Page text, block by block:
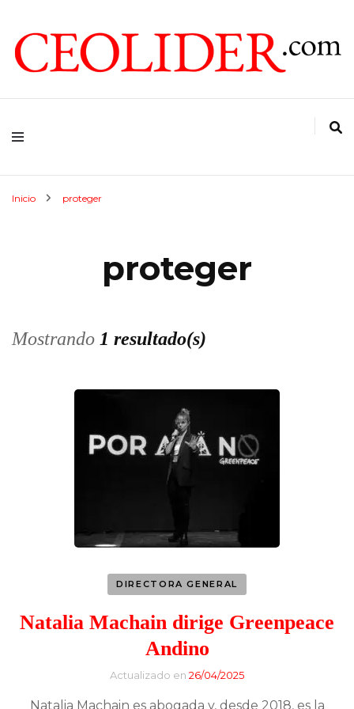
CEOLIDER.COM
Inicio proteger
proteger
Mostrando 1 resultado(s)
DIRECTORA GENERAL
Natalia Machain dirige Greenpeace
Andino
Actualizado en 26/04/2025
Natalia Machain es abogada y, desde 2018, es la